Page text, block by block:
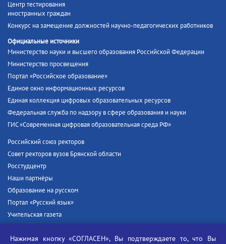
Центр тестирования
иностранных граждан
Конкурс на замещение должностей научно-педагогических работников
Официальные источники
Министерство науки и высшего образования Российской Федерации
Министерство просвещения
Портал «Российское образование»
Единое окно информационных ресурсов
Единая коллекция цифровых образовательных ресурсов
Федеральная служба по надзору в сфере образования и науки
ГИС «Современная цифровая образовательная среда РФ»
Российский союз ректоров
Совет ректоров вузов Брянской области
Росстудцентр
Наши партнёры
Образование на русском
Портал «Русский язык»
Учительская газета
Единый портал государственных услуг
Нажимая кнопку «СОГЛАСЕН», Вы подтверждаете то, что Вы